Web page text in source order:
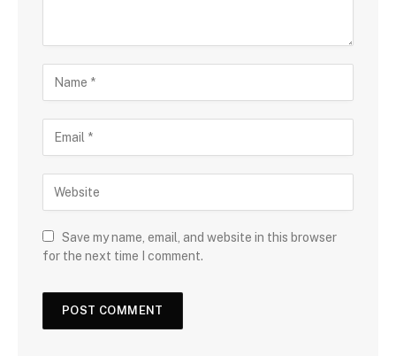
Save my name, email, and website in this browser
for the next time I comment.